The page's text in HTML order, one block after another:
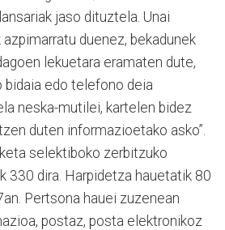
jaso dituztela. Unai
duenez, bekadunek
lekuetara eramaten dute,
bidaia edo telefono deia
neska-mutilei, kartelen bidez
duten informazioetako asko”.
selektiboko zerbitzuko
330 dira. Harpidetza hauetatik 80
Pertsona hauei zuzenean
postaz, posta elektronikoz